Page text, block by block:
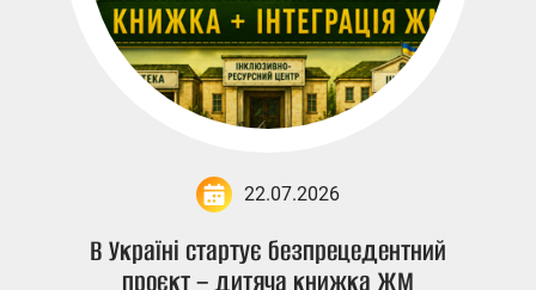
22.07.2026
В Україні стартує безпрецедентний
проєкт – дитяча книжка ЖМ